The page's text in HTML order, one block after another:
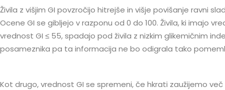
Živila z višjim GI povzročijo hitrejše in višje povišanje ravni
Ocene GI se gibljejo v razponu od 0 do 100. Živila, ki imajo
vrednost GI ≤ 55, spadajo pod živila z nizkim glikemičnim
posameznika pa ta informacija ne bo odigrala tako
Kot drugo, vrednost GI se spremeni, če hkrati zaužijemo